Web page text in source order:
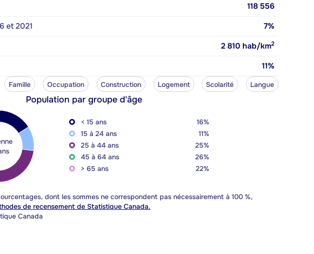
118 556
et 2021
7%
2 810 hab/km2
11%
Famille Occupation Construction Logement Scolarité Langue
Population par groupe d'âge
< 15 ans
16%
15 à 24 ans
11%
25 à 44 ans
25%
45 à 64 ans
26%
> 65 ans
22%
dont les sommes ne correspondent pas nécessairement à 100 %,
de recensement de Statistique Canada.
Canada